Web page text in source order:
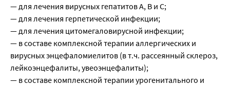
— для лечения вирусных гепатитов А, В и С;
— для лечения герпетической инфекции;
— для лечения цитомегаловирусной инфекции;
— в составе комплексной терапии аллергических и
вирусных энцефаломиелитов (в т.ч. рассеянный склероз,
лейкоэнцефалиты, увеоэнцефалиты);
— в составе комплексной терапии урогенитального и